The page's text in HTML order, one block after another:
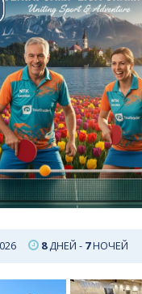
8ДНЕЙ - 7НОЧЕЙ